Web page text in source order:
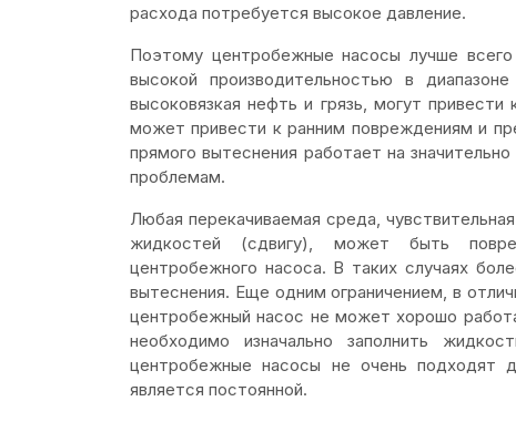
расхода потребуется высокое давление.
Поэтому центробежные насосы лучше
высокой производительностью в
высоковязкая нефть и грязь, могут
может привести к ранним повреждениям и
прямого вытеснения работает на
проблемам.
Любая перекачиваемая среда,
жидкостей (сдвигу), может быть
центробежного насоса. В таких случаях
вытеснения. Еще одним ограничением, в
центробежный насос не может хорошо
необходимо изначально заполнить
центробежные насосы не очень подходят
является постоянной.